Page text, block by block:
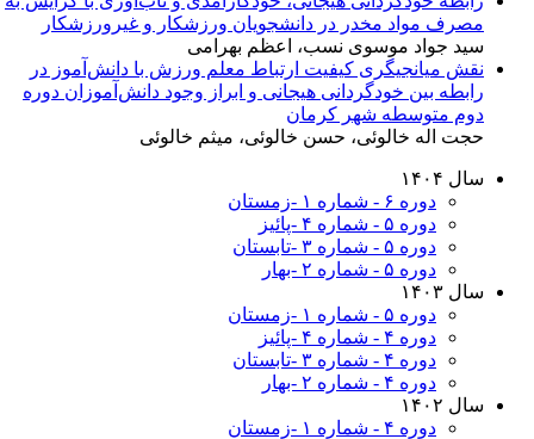
مصرف مواد مخدر در دانشجویان ورزشکار و غیرورزشکار
سید جواد موسوی نسب، اعظم بهرامی
نقش میانجیگری کیفیت ارتباط معلم ورزش با دانش‌آموز در
رابطه بین خودگردانی هیجانی و ابراز وجود دانش‌آموزان دوره
دوم متوسطه شهر کرمان
حجت اله خالوئی، حسن خالوئی، میثم خالوئی
سال ۱۴۰۴
دوره ۶ - شماره ۱ -زمستان
دوره ۵ - شماره ۴ -پائیز
دوره ۵ - شماره ۳ -تابستان
دوره ۵ - شماره ۲ -بهار
سال ۱۴۰۳
دوره ۵ - شماره ۱ -زمستان
دوره ۴ - شماره ۴ -پائیز
دوره ۴ - شماره ۳ -تابستان
دوره ۴ - شماره ۲ -بهار
سال ۱۴۰۲
دوره ۴ - شماره ۱ -زمستان